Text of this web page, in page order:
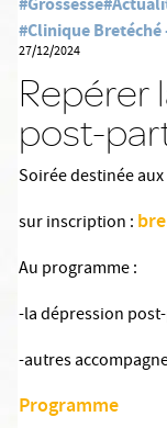
#Clinique Bretéché
27/12/2024
Repérer
post-
Soirée destinée
sur inscription :
Au programme :
-la dépression
-autres
Programme